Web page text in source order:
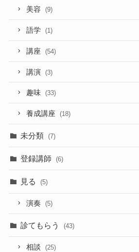
美容 (9)
語学 (1)
講座 (54)
講演 (3)
趣味 (33)
養成講座 (18)
未分類 (7)
登録講師 (6)
見る (5)
演奏 (5)
診てもらう (43)
相談 (25)